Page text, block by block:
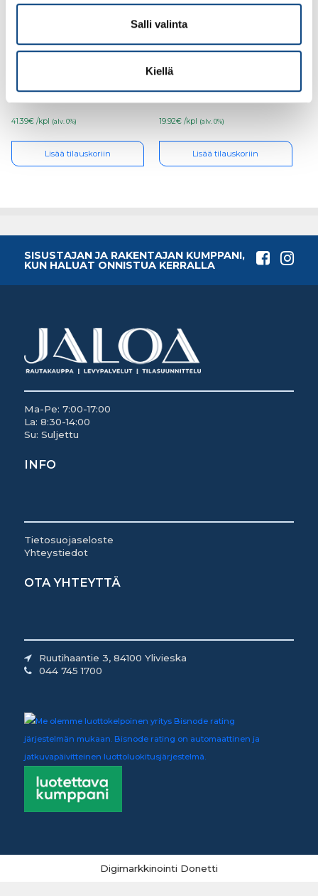
Salli valinta
Kiellä
Finnfoam uretaanilevy
41.39€ /kpl (alv. 0%)
Lisää tilauskoriin
Finnfoam uretaanilevy
€/kpl
19.92€ /kpl (alv. 0%)
Lisää tilauskoriin
SISUSTAJAN JA RAKENTAJAN KUMPPANI,
KUN HALUAT ONNISTUA KERRALLA
Ma-Pe: 7:00-17:00
La: 8:30-14:00
Su: Suljettu
INFO
Tietosuojaseloste
Yhteystiedot
OTA YHTEYTTÄ
Ruutihaantie 3, 84100 Ylivieska
044 745 1700
Digimarkkinointi Donetti